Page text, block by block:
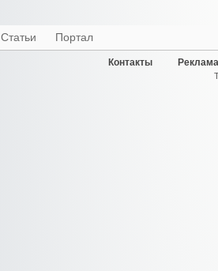
Статьи Портал
Контакты